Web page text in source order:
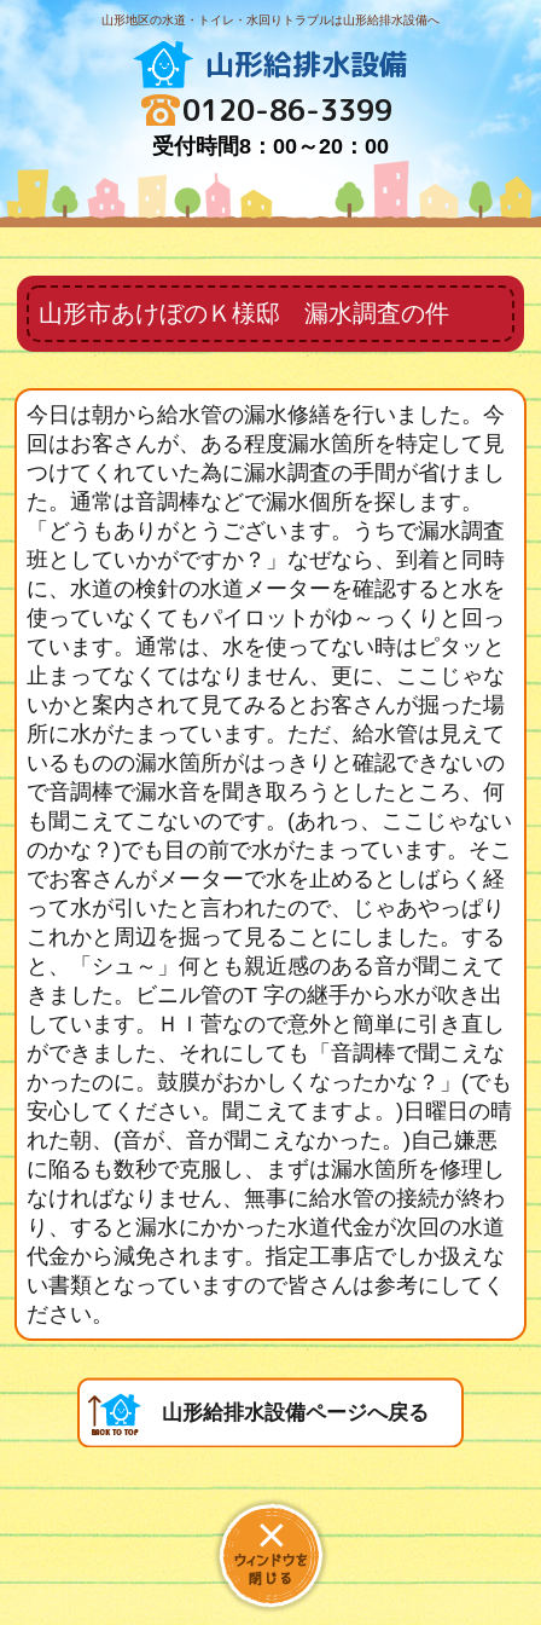
山形地区の水道・トイレ・水回りトラブルは山形給排水設備へ
山形給排水設備
0120-86-3399
受付時間8：00～20：00
山形市あけぼのＫ様邸 漏水調査の件
今日は朝から給水管の漏水修繕を行いました。今
回はお客さんが、ある程度漏水箇所を特定して見
つけてくれていた為に漏水調査の手間が省けまし
た。通常は音調棒などで漏水個所を探します。
「どうもありがとうございます。うちで漏水調査
班としていかがですか？」なぜなら、到着と同時
に、水道の検針の水道メーターを確認すると水を
使っていなくてもパイロットがゆ～っくりと回っ
ています。通常は、水を使ってない時はピタッと
止まってなくてはなりません、更に、ここじゃな
いかと案内されて見てみるとお客さんが掘った場
所に水がたまっています。ただ、給水管は見えて
いるものの漏水箇所がはっきりと確認できないの
で音調棒で漏水音を聞き取ろうとしたところ、何
も聞こえてこないのです。(あれっ、ここじゃない
のかな？)でも目の前で水がたまっています。そこ
でお客さんがメーターで水を止めるとしばらく経
って水が引いたと言われたので、じゃあやっぱり
これかと周辺を掘って見ることにしました。する
と、「シュ～」何とも親近感のある音が聞こえて
きました。ビニル管のT 字の継手から水が吹き出
しています。ＨＩ菅なので意外と簡単に引き直し
ができました、それにしても「音調棒で聞こえな
かったのに。鼓膜がおかしくなったかな？」(でも
安心してください。聞こえてますよ。)日曜日の晴
れた朝、(音が、音が聞こえなかった。)自己嫌悪
に陥るも数秒で克服し、まずは漏水箇所を修理し
なければなりません、無事に給水管の接続が終わ
り、すると漏水にかかった水道代金が次回の水道
代金から減免されます。指定工事店でしか扱えな
い書類となっていますので皆さんは参考にしてく
ださい。
山形給排水設備ページへ戻る